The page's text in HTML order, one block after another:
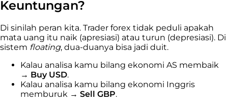
Keuntungan?
Di sinilah peran kita. Trader forex tidak peduli apakah
mata uang itu naik (apresiasi) atau turun (depresiasi). Di
sistem floating, dua-duanya bisa jadi duit.
Kalau analisa kamu bilang ekonomi AS membaik
→ Buy USD.
Kalau analisa kamu bilang ekonomi Inggris
memburuk → Sell GBP.